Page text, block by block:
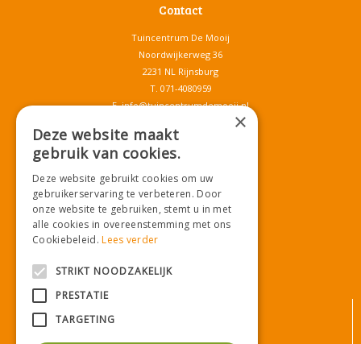
Contact
Tuincentrum De Mooij
Noordwijkerweg 36
2231 NL Rijnsburg
T. 071-4080959
E.info@tuincentrumdemooij.nl
Download onze App!
×
Deze website maakt
gebruik van cookies.
Deze website gebruikt cookies om uw
gebruikerservaring te verbeteren. Door
onze website te gebruiken, stemt u in met
alle cookies in overeenstemming met ons
Cookiebeleid.Lees verder
STRIKT NOODZAKELIJK
PRESTATIE
TARGETING